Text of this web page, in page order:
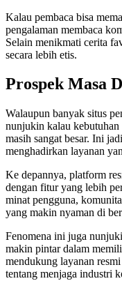
Kalau pembaca bisa
pengalaman membaca
Selain menikmati cerita
secara lebih etis.
Prospek Masa
Walaupun banyak situs
nunjukin kalau kebutuhan
masih sangat besar. Ini
menghadirkan layanan
Ke depannya, platform
dengan fitur yang lebih
minat pengguna,
yang makin nyaman di
Fenomena ini juga
makin pintar dalam
mendukung layanan
tentang menjaga industri